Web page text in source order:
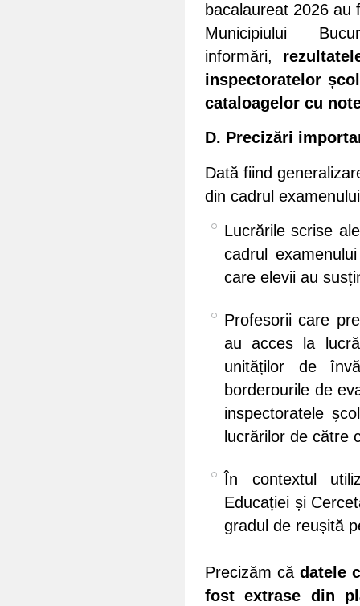
bacalaureat 2026
Municipiului
informări,
inspectoratelor
cataloagelor cu
D. Precizări
Dată fiind
din cadrul
Lucrările scrise
cadrul
care elevii au
Profesorii care
au acces la
unităților de
borderourile de
inspectoratele
lucrărilor de către
În contextul
Educației și
gradul de reușită
Precizăm cădatele
fost extrase din